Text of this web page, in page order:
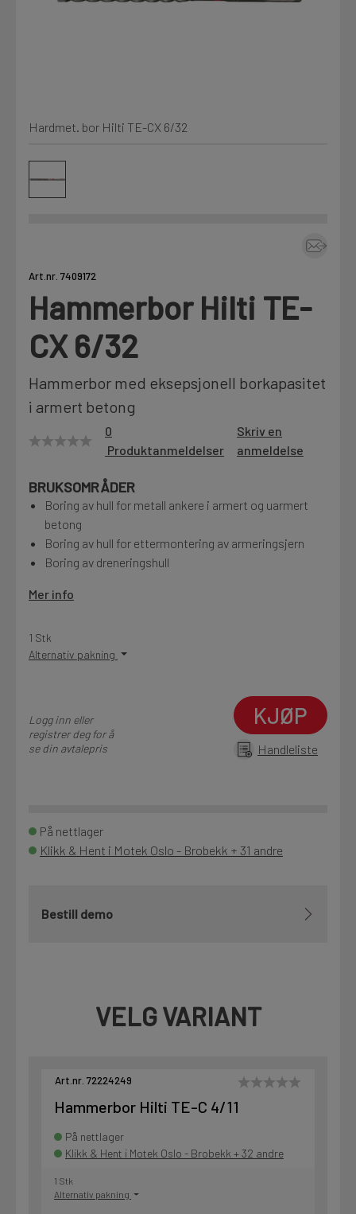
Annet
Fag
Motek
Finn butikk
Kontakt
Fra rådgivning til sporing av ordre
Siste nytt om dine favorittprodukter
Prislister
Firmainformasjon
LOGG UT
Hardmet. bor Hilti TE-CX 6/32
Art.nr. 7409172
Hammerbor Hilti TE-
CX 6/32
Hammerbor med eksepsjonell borkapasitet
i armert betong
0
Produktanmeldelser
Skriv en
anmeldelse
BRUKSOMRÅDER
Boring av hull for metall ankere i armert og uarmert
betong
Boring av hull for ettermontering av armeringsjern
Boring av dreneringshull
Mer info
1 Stk
Alternativ pakning
Logg inn eller
registrer deg for å
se din avtalepris
KJØP
Handleliste
På nettlager
Klikk & Hent i Motek Oslo - Brobekk + 31 andre
Bestill demo
VELG VARIANT
Art.nr. 72224249
Hammerbor Hilti TE-C 4/11
På nettlager
Klikk & Hent i Motek Oslo - Brobekk + 32 andre
1 Stk
Alternativ pakning